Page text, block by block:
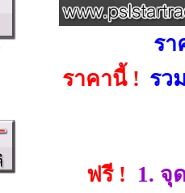
ร
ราคานี้ ! รว
ฟรี ! 1. จุ